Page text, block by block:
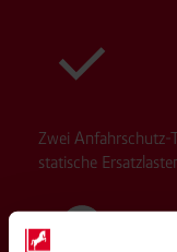
Zwei Anfahrschutz-
statische